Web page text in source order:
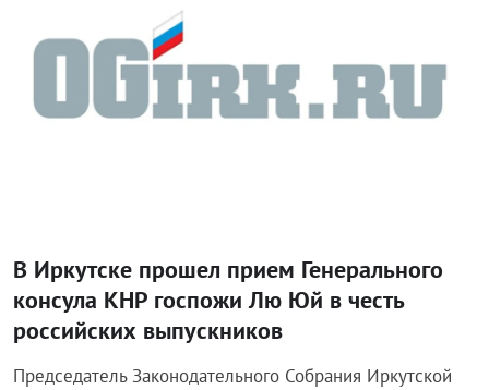
В Иркутске прошел прием Генерального
консула КНР госпожи Лю Юй в честь
российских выпускников
Председатель Законодательного Собрания Иркутской